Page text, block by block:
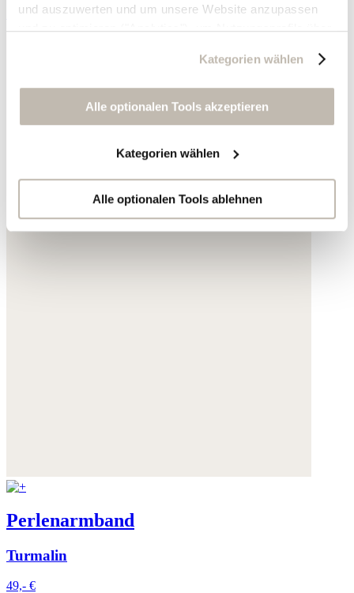
und auszuwerten und um unsere Website anzupassen
und zu optimieren ("Analytics"), um Nutzungsprofile über
zu erstellen, um personalisierte Werbung auszuliefern,
um Sie auf anderen Websites wiederzuerkennen und um
Sie erneut mit Werbung anzusprechen sowie um unsere
Werbekampagnen auszuwerten ("Marketing").
Ihre Daten werden mit Dienstanbietern geteilt, die wir in
der Datenschutzerklärung genauer auflisten oder wenn
Sie auf "Kategorien wählen" klicken.
Kategorien wählen
Alle optionalen Tools akzeptieren
Kategorien wählen
Alle optionalen Tools ablehnen
125,- €
Perlenarmband
Turmalin
49,- €